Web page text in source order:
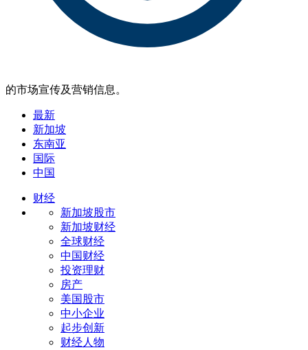
的市场宣传及营销信息。
最新
新加坡
东南亚
国际
中国
财经
新加坡股市
新加坡财经
全球财经
中国财经
投资理财
房产
美国股市
中小企业
起步创新
财经人物